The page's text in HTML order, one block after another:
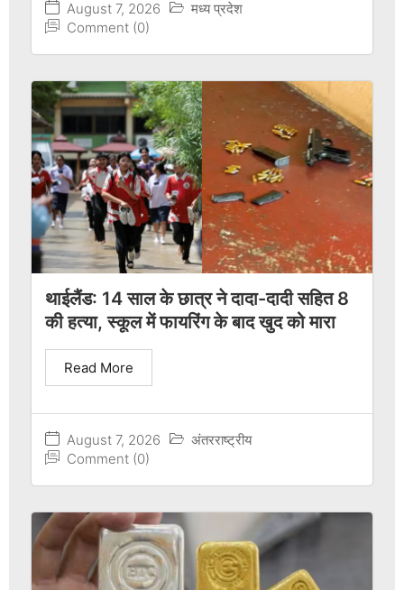
August 7, 2026
मध्य प्रदेश
Comment (0)
थाईलैंड: 14 साल के छात्र ने दादा-दादी सहित 8
की हत्या, स्कूल में फायरिंग के बाद खुद को मारा
August 7, 2026
अंतरराष्ट्रीय
Comment (0)
Read More